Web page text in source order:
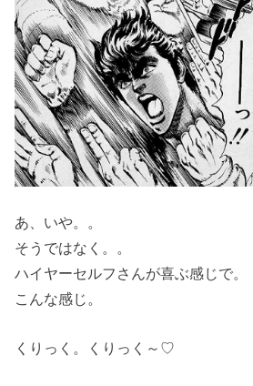
あ、いや。。
そうではなく。。
ハイヤーセルフさんが喜ぶ感じで。
こんな感じ。
くりっく。くりっく～♡